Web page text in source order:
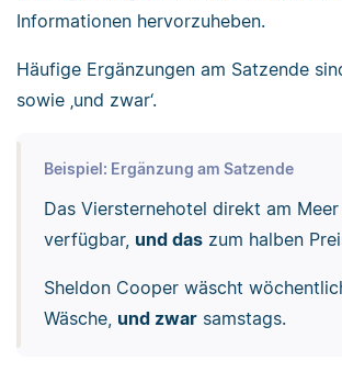
Informationen hervorzuheben.
Häufige Ergänzungen am Satzende
sowie ‚und zwar‘.
Beispiel: Ergänzung am Satzende
Das Viersternehotel direkt am
verfügbar, und daszum halben
Sheldon Cooper wäscht
Wäsche, und zwarsamstags.